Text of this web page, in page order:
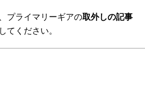
、プライマリーギアの取外しの記事
てください。